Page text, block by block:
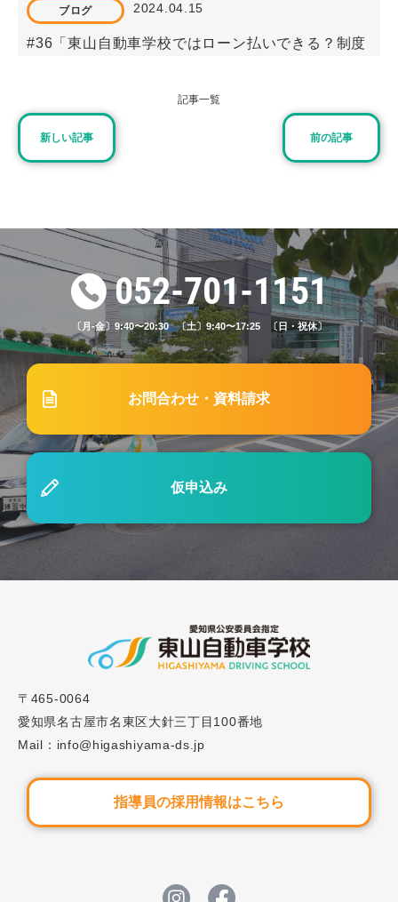
ブログ 2024.04.15
#36「東山自動車学校ではローン払いできる？制度
#39「通いで免許を取得する最短の日数は？自動車
ブログ 2024.09.04
#45「自動車学校の効果測定とは？合格するための
ポイントをご紹介」
重要なお知らせ 2026.04.15
スクールバス停留所の一部変更等について
ブログ 2025.01.13
#51「免許は何歳まで取得できる？30代以上で免許
を取る注意点をご紹介」
キャンペーン 2026.04.01
新しい記事
記事一覧
前の記事
052-701-1151
〔月-金〕9:40〜20:30 〔土〕9:40〜17:25 〔日・祝休〕
お問合わせ・資料請求
仮申込み
〒465-0064
愛知県名古屋市名東区大針三丁目100番地
Mail：info@higashiyama-ds.jp
指導員の採用情報はこちら